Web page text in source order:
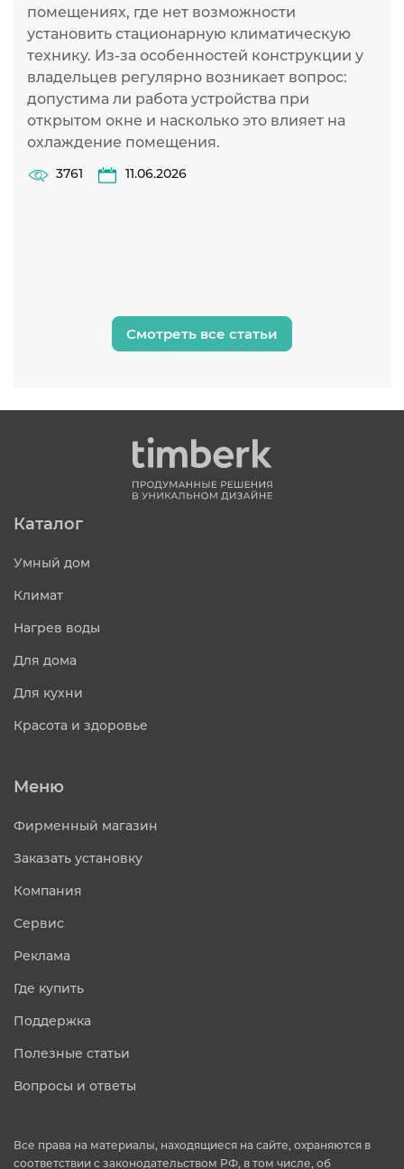
помещениях, где нет возможности
установить стационарную климатическую
технику. Из-за особенностей конструкции у
владельцев регулярно возникает вопрос:
допустима ли работа устройства при
открытом окне и насколько это влияет на
охлаждение помещения.
3761 11.06.2026
Смотреть все статьи
Каталог
Умный дом
Климат
Нагрев воды
Для дома
Для кухни
Красота и здоровье
Меню
Фирменный магазин
Заказать установку
Компания
Сервис
Реклама
Где купить
Поддержка
Полезные статьи
Вопросы и ответы
Все права на материалы, находящиеся на сайте, охраняются в
соответствии с законодательством РФ, в том числе, об